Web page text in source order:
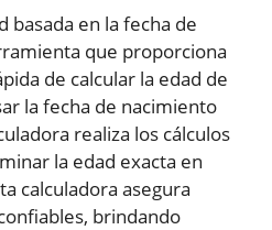
basada en la fecha de
que proporciona
de calcular la edad de
la fecha de nacimiento
realiza los cálculos
la edad exacta en
calculadora asegura
brindando